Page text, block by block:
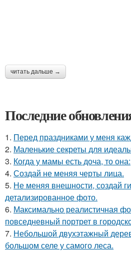
читать дальше →
Последние
1. Перед праздниками у меня
2. Маленькие секреты для
3. Когда у мамы есть доча, то она:
4. Создай не меняя черты лица.
5. Не меняя внешности, создай
детализированное фото.
6. Максимально реалистичная
повседневный портрет в
7. Небольшой двухэтажный
большом селе у самого леса.